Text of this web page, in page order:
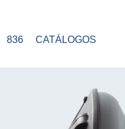
836 CATÁLOGOS